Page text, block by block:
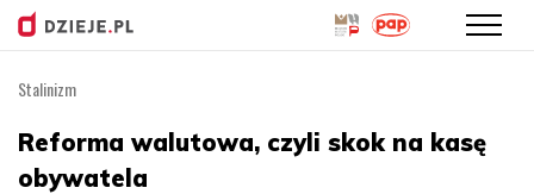
treści
Stalinizm
Reforma walutowa, czyli skok na kasę
obywatela